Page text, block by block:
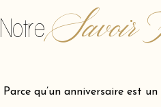
Savoir
Notre
Parce qu’un anniversaire est